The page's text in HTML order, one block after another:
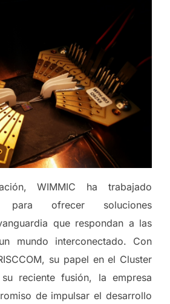
WIMMIC ha trabajado
para ofrecer soluciones
que respondan a las
mundo interconectado. Con
su papel en el Cluster
reciente fusión, la empresa
de impulsar el desarrollo